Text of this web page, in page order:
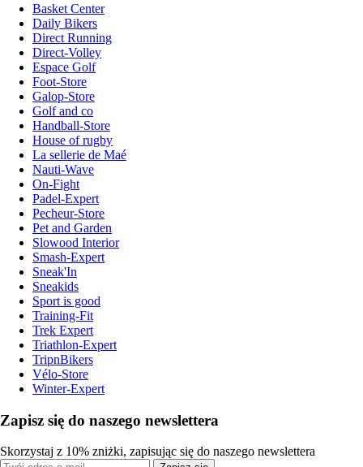
Basket Center
Daily Bikers
Direct Running
Direct-Volley
Espace Golf
Foot-Store
Galop-Store
Golf and co
Handball-Store
House of rugby
La sellerie de Maé
Nauti-Wave
On-Fight
Padel-Expert
Pecheur-Store
Pet and Garden
Slowood Interior
Smash-Expert
Sneak'In
Sneakids
Sport is good
Training-Fit
Trek Expert
Triathlon-Expert
TripnBikers
Vélo-Store
Winter-Expert
Zapisz się do naszego newslettera
Skorzystaj z 10% zniżki, zapisując się do naszego newslettera